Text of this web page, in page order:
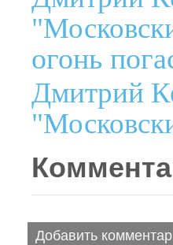
огонь
Дмитрий
Добавить